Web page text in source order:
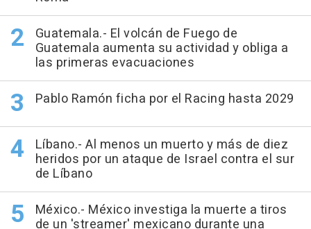
Guatemala.- El volcán de Fuego de
Guatemala aumenta su actividad y obliga a
las primeras evacuaciones
Pablo Ramón ficha por el Racing hasta 2029
Líbano.- Al menos un muerto y más de diez
heridos por un ataque de Israel contra el sur
de Líbano
México.- México investiga la muerte a tiros
de un 'streamer' mexicano durante una